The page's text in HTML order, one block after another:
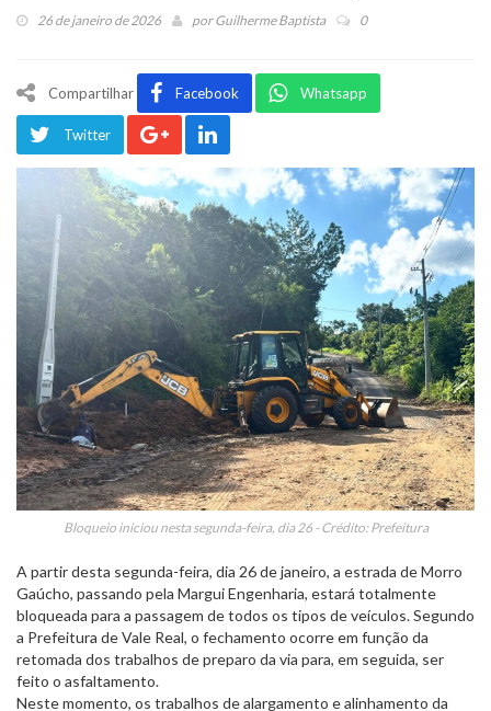
26 de janeiro de 2026 porGuilherme Baptista 0
Compartilhar Facebook Whatsapp
Twitter
Bloqueio iniciou nesta segunda-feira, dia 26 - Crédito: Prefeitura
A partir desta segunda-feira, dia 26 de janeiro, a estrada de Morro
Gaúcho, passando pela Margui Engenharia, estará totalmente
bloqueada para a passagem de todos os tipos de veículos. Segundo
a Prefeitura de Vale Real, o fechamento ocorre em função da
retomada dos trabalhos de preparo da via para, em seguida, ser
feito o asfaltamento.
Neste momento, os trabalhos de alargamento e alinhamento da